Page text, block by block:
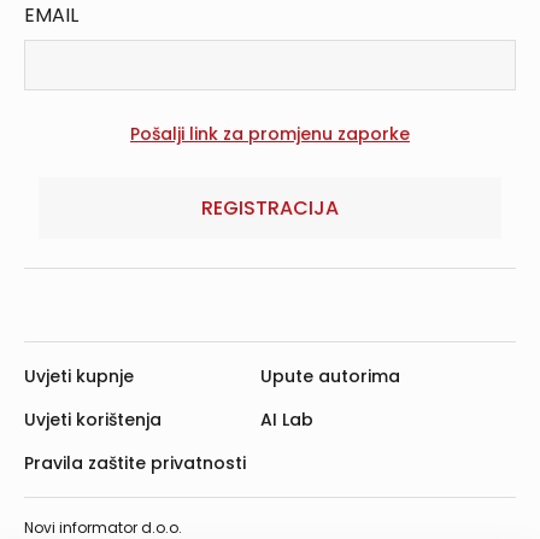
EMAIL
REGISTRACIJA
Novi informator d.o.o.
Uvjeti kupnje
Uvjeti korištenja
Pravila zaštite privatnosti
Upute autorima
AI Lab